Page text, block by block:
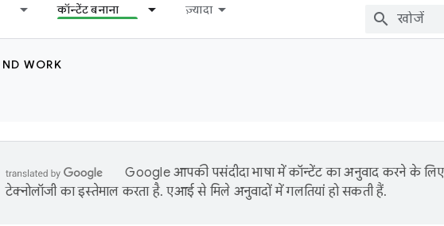
कॉन्टेंट बनाना ज़्यादा
WORK
Google आपकी पसंदीदा भाषा में कॉन्टेंट का अनुवाद करने के
टेक्नोलॉजी का इस्तेमाल करता है. एआई से मिले अनुवादों में गलतियां हो सकती हैं.